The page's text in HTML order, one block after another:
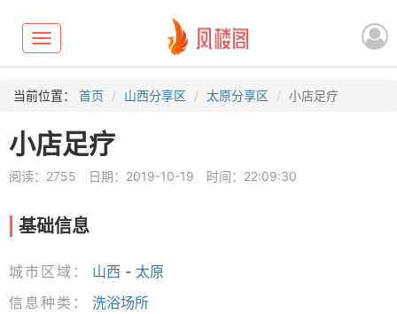
Toggle
navigation
当前位置： 首页 山西分享区 太原分享区 小店足疗
小店足疗
阅读：2755 日期：2019-10-19 时间：22:09:30
基础信息
城市区域： 山西 - 太原
信息种类：
洗浴场所